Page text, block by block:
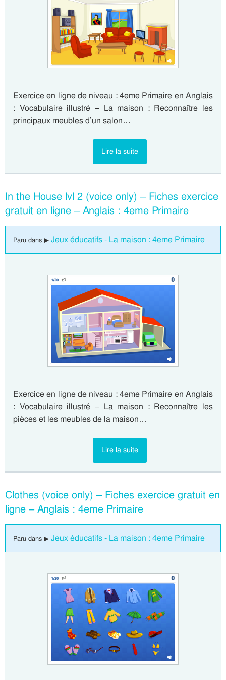
Exercice en ligne de niveau : 4eme Primaire en Anglais
: Vocabulaire illustré – La maison : Reconnaître les
principaux meubles d’un salon…
Lire la suite
In the House lvl 2 (voice only) – Fiches exercice
gratuit en ligne – Anglais : 4eme Primaire
Paru dans ▶ Jeux éducatifs - La maison : 4eme Primaire
Exercice en ligne de niveau : 4eme Primaire en Anglais
: Vocabulaire illustré – La maison : Reconnaître les
pièces et les meubles de la maison…
Lire la suite
Clothes (voice only) – Fiches exercice gratuit en
ligne – Anglais : 4eme Primaire
Paru dans ▶ Jeux éducatifs - La maison : 4eme Primaire